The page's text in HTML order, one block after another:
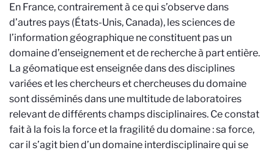
En France, contrairement à ce qui s’observe dans
d’autres pays (États-Unis, Canada), les sciences de
l’information géographique ne constituent pas un
domaine d’enseignement et de recherche à part entière.
La géomatique est enseignée dans des disciplines
variées et les chercheurs et chercheuses du domaine
sont disséminés dans une multitude de laboratoires
relevant de différents champs disciplinaires. Ce constat
fait à la fois la force et la fragilité du domaine : sa force,
car il s’agit bien d’un domaine interdisciplinaire qui se